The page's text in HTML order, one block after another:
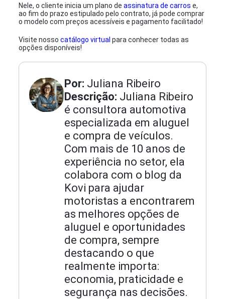
Nele, o cliente inicia um plano deassinatura de carros e,
ao fim do prazo estipulado pelo contrato, já pode comprar
o modelo com preços acessíveis e pagamento facilitado!
Visite nossocatálogo virtual para conhecer todas as
opções disponíveis!
Por: Juliana Ribeiro
Descrição: Juliana Ribeiro
é consultora automotiva
especializada em aluguel
e compra de veículos.
Com mais de 10 anos de
experiência no setor, ela
colabora com o blog da
Kovi para ajudar
motoristas a encontrarem
as melhores opções de
aluguel e oportunidades
de compra, sempre
destacando o que
realmente importa:
economia, praticidade e
segurança nas decisões.